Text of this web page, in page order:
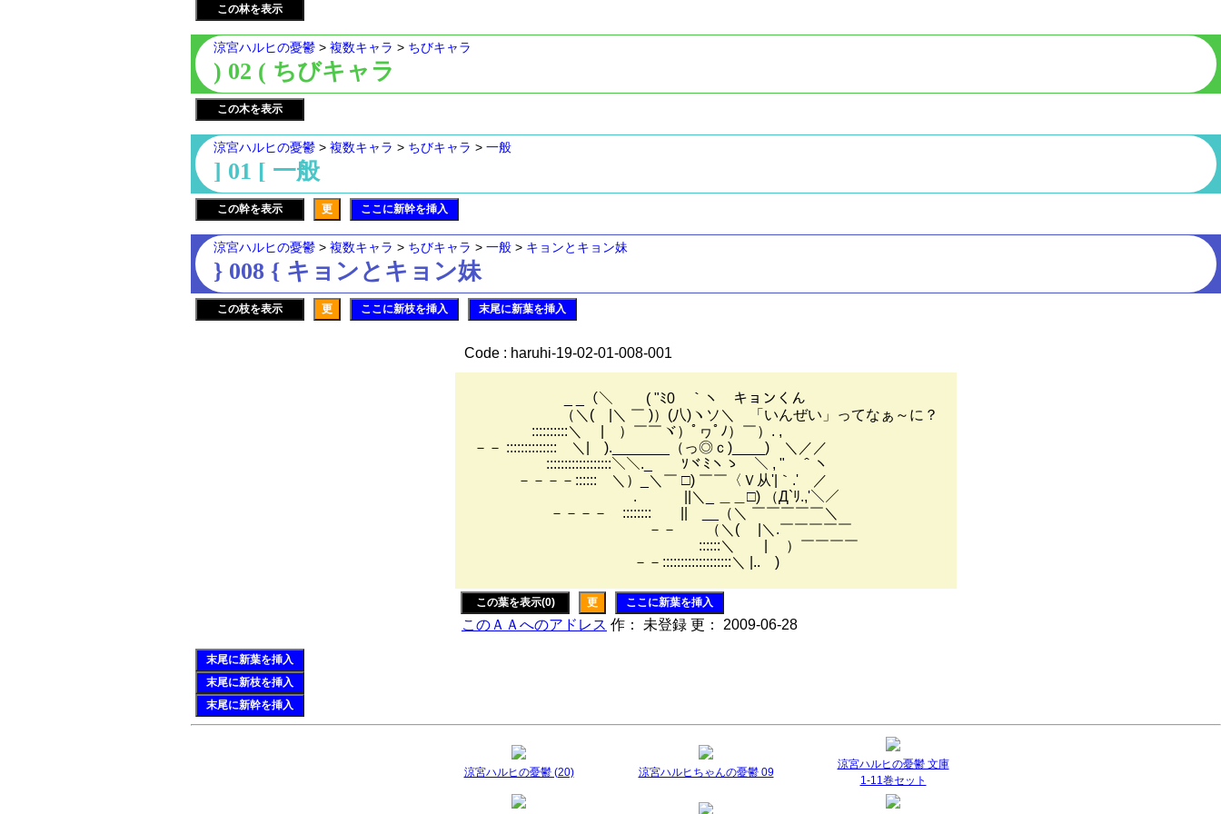
この林を表示
涼宮ハルヒの憂鬱 > 複数キャラ > ちびキャラ
) 02 ( ちびキャラ
この木を表示
涼宮ハルヒの憂鬱 > 複数キャラ > ちびキャラ > 一般
] 01 [ 一般
この幹を表示 更 ここに新幹を挿入
涼宮ハルヒの憂鬱 > 複数キャラ > ちびキャラ > 一般 > キョンとキョン妹
} 008 { キョンとキョン妹
この枝を表示 更 ここに新枝を挿入 末尾に新葉を挿入
Code : haruhi-19-02-01-008-001
_ _（＼ ￣￣( "ﾐ0￣｀ヽ キョンくん
（＼( |＼ ￣ )）(八)ヽソ＼ 「いんぜい」ってなぁ～に？
::::::::::＼ | ）￣￣ヾ）ﾟヮﾟﾉ）￣）. ,
－－ :::::::::::::: ＼| )._______（っ◎ｃ)____) ＼／／
::::::::::::::::::＼＼._ ｿヾﾐヽゝ ＼ , "￣＾ヽ
－－－－:::::: ＼）_＼￣ □) ￣￣〈Ｖ从'|｀.' ／
. ||＼_ ＿＿□) （Д`ﾘ.,'＼／
－－－－ :::::::: || __（＼ ￣￣￣￣￣＼
－－ （＼( |＼.￣￣￣￣￣
::::::＼ | ）￣￣￣￣
－－:::::::::::::::::::＼ |.. )
この葉を表示(0) 更 ここに新葉を挿入
このＡＡへのアドレス 作： 未登録 更： 2009-06-28
末尾に新葉を挿入
末尾に新枝を挿入
末尾に新幹を挿入
涼宮ハルヒの憂鬱 (20) 涼宮ハルヒちゃんの憂鬱 09
涼宮ハルヒの憂鬱 文庫
1-11巻セット